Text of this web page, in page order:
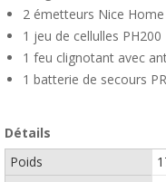
2 émetteurs Nice
1 jeu de cellulles PH200
1 feu clignotant avec
1 batterie de secours
Détails
Poids